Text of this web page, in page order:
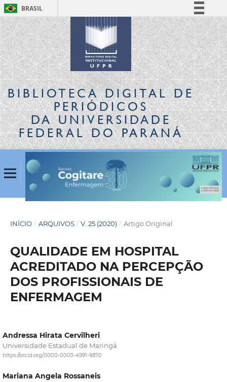
BRASIL
Simplifique!
Comunica BR
Participe
Acesso à informação
Legislação
Canais
BIBLIOTECA DIGITALDE
PERIÓDICOS
DA UNIVERSIDADE
FEDERAL DO PARANÁ
INÍCIO / ARQUIVOS / V. 25 (2020) / Artigo Original
QUALIDADE EM HOSPITAL
ACREDITADO NA PERCEPÇÃO
DOS PROFISSIONAIS DE
ENFERMAGEM
Andressa Hirata Cervilheri
Universidade Estadual de Maringá
https://orcid.org/0000-0003-4991-9870
Mariana Angela Rossaneis